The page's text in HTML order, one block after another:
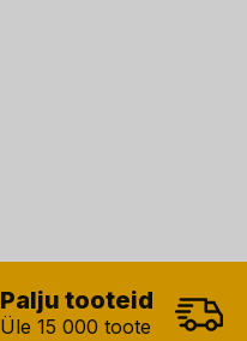
Palju tooteid
Üle 15 000 toote